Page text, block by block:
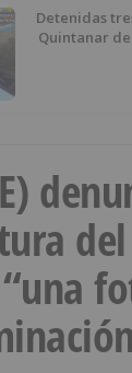
Detenidas
Quintanar